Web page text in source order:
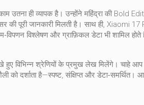
उतना ही व्यापक है। उन्होंने महिंद्रा की Bold
की पूरी जानकारी मिलती है। साथ ही, Xiaomi
विश्लेषण और ग्राफ़िकल डेटा भी शामिल
विभिन्न श्रेणियों के प्रमुख लेख मिलेंगे। चाहे आप
को दर्शाता है—स्पष्ट, संक्षिप्त और